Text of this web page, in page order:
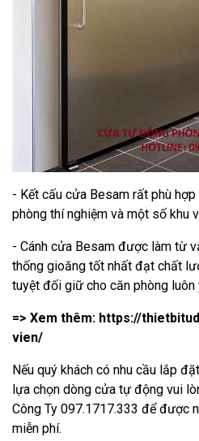
- Kết cấu cửa Besam rất phù
phòng thí nghiệm và một số khu
- Cánh cửa Besam được làm từ
thống gioăng tốt nhất đạt chất
tuyệt đối giữ cho căn phòng luôn
=> Xem thêm: https://
vien/
Nếu quý khách có nhu cầu lắp
lựa chọn dòng cửa tự động vui
Công Ty 097.1717.333 để được
miễn phí.